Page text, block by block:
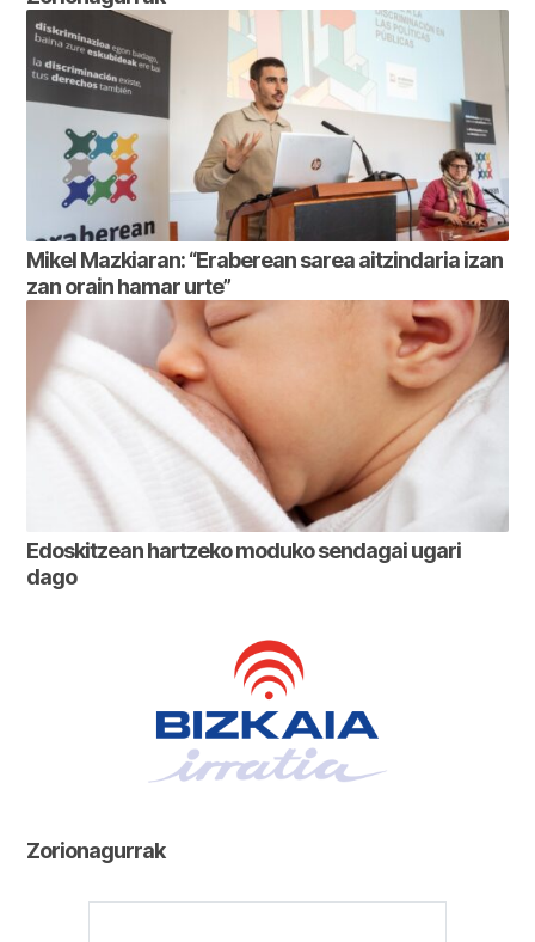
Mikel Mazkiaran: “Eraberean sarea aitzindaria izan
zan orain hamar urte”
Edoskitzean hartzeko moduko sendagai ugari
dago
Zorionagurrak